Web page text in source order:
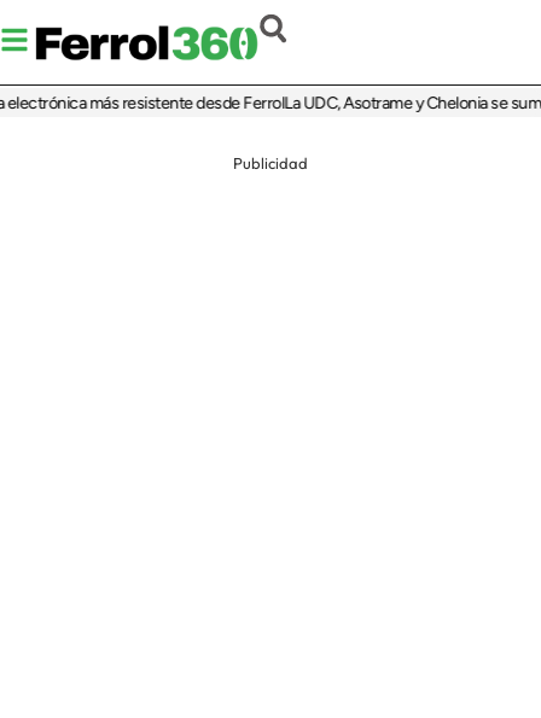
más resistente desde FerrolLa UDC, Asotrame y Chelonia se
Publicidad